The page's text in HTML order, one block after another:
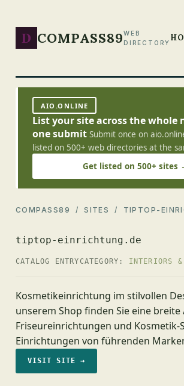
D COMPASS89WEB
DIRECTORY
AIO.ONLINE
List your site across the
one submit Submit once on
listed on 500+ web directories at the
Get listed on 500+ sites
COMPASS89 /SITES / TIPTOP-
tiptop-einrichtung.de
CATALOG ENTRY CATEGORY: INTERIORS
Kosmetikeinrichtung im stilvollen
unserem Shop finden Sie eine breite
Friseureinrichtungen und Kosmetik-
Einrichtungen von führenden
VISIT SITE →